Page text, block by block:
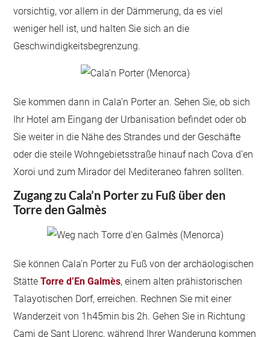
vorsichtig, vor allem in der Dämmerung, da es viel
weniger hell ist, und halten Sie sich an die
Geschwindigkeitsbegrenzung.
Sie kommen dann in Cala’n Porter an. Sehen Sie, ob sich
Ihr Hotel am Eingang der Urbanisation befindet oder ob
Sie weiter in die Nähe des Strandes und der Geschäfte
oder die steile Wohngebietsstraße hinauf nach Cova d’en
Xoroi und zum Mirador del Mediteraneo fahren sollten.
Zugang zu Cala’n Porter zu Fuß über den
Torre den Galmès
Sie können Cala’n Porter zu Fuß von der archäologischen
StätteTorre d’En Galmès, einem alten prähistorischen
Talayotischen Dorf, erreichen. Rechnen Sie mit einer
Wanderzeit von 1h45min bis 2h. Gehen Sie in Richtung
Cami de Sant Llorenç, während Ihrer Wanderung kommen